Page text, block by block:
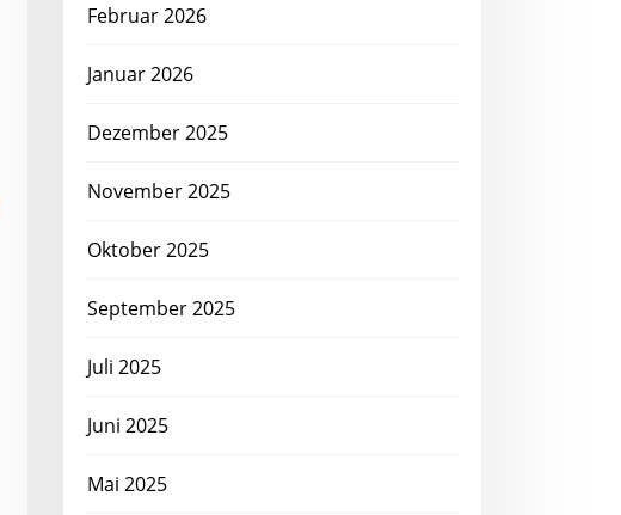
Februar 2026
Januar 2026
Dezember 2025
November 2025
Oktober 2025
September 2025
Juli 2025
Juni 2025
Mai 2025